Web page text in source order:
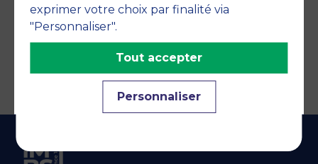
exprimer votre choix par finalité via
"Personnaliser".
Personnaliser
Tout accepter